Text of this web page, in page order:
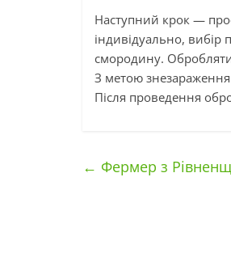
Наступний крок —
індивідуально, вибір
смородину.
З метою
Після проведення
← Фермер з